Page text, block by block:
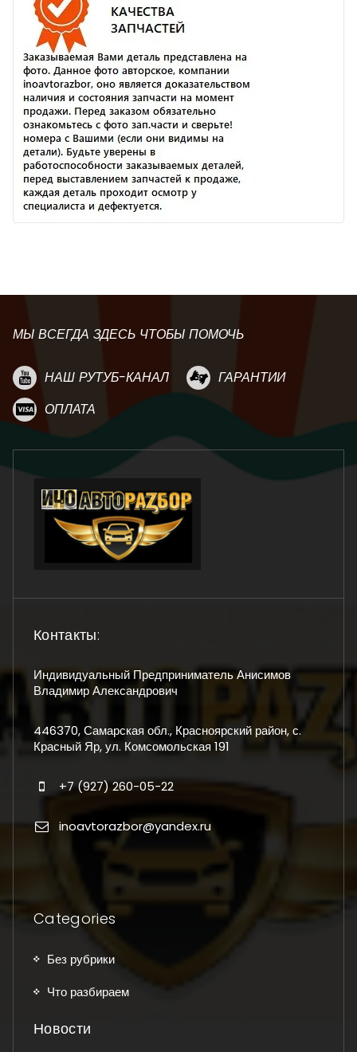
МЫ ВСЕГДА ЗДЕСЬ ЧТОБЫ ПОМОЧЬ
НАШ РУТУБ-КАНАЛ
ГАРАНТИИ
ОПЛАТА
Контакты:
Индивидуальный Предприниматель Анисимов
Владимир Александрович
446370, Самарская обл., Красноярский район, с.
Красный Яр, ул. Комсомольская 191
+7 (927) 260-05-22
inoavtorazbor@yandex.ru
Categories
Без рубрики
Что разбираем
Новости